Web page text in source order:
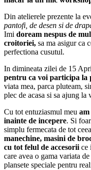
Din atelierele prezente la
pantofi, de desen si de
Imi doream nespus de
croitoriei, sa ma asigur ca
perfectiona cusutul.
In dimineata zilei de 15
pentru ca voi participa la
viata mea, parca pluteam,
plec de acasa si sa ajung la
Cu tot entuziasmul meu
inainte de incepere. Si
simplu fermecata de tot
manechine, masini de
cu tot felul de accesorii ce
care avea o gama variata
plansete speciale pentru